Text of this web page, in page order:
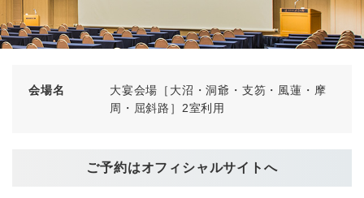
ご予約はオフィシャルサイトへ
会場名
大宴会場［大沼・洞爺・支笏・風蓮・摩
周・屈斜路］2室利用